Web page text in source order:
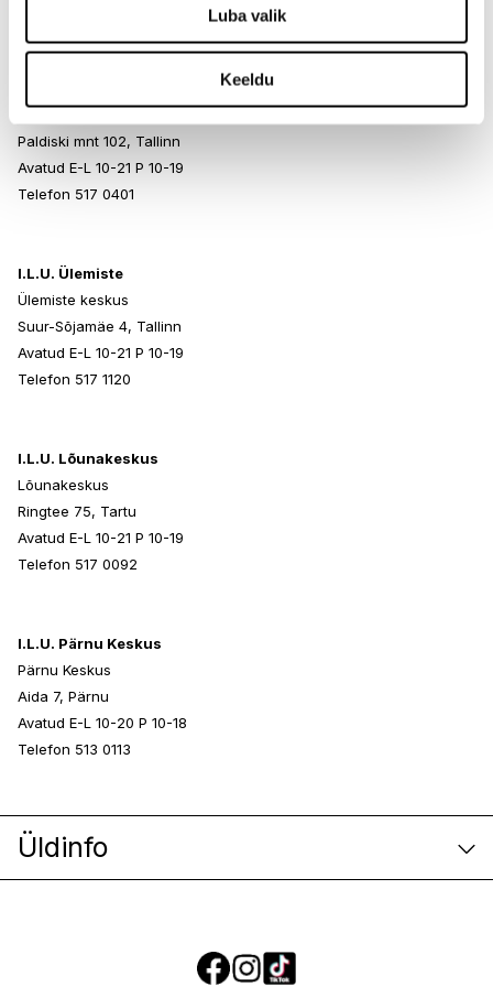
Luba valik
Keeldu
Paldiski mnt 102, Tallinn
Avatud E-L 10-21 P 10-19
Telefon 517 0401
I.L.U. Ülemiste
Ülemiste keskus
Suur-Sõjamäe 4, Tallinn
Avatud E-L 10-21 P 10-19
Telefon 517 1120
I.L.U. Lõunakeskus
Lõunakeskus
Ringtee 75, Tartu
Avatud E-L 10-21 P 10-19
Telefon 517 0092
I.L.U. Pärnu Keskus
Pärnu Keskus
Aida 7, Pärnu
Avatud E-L 10-20 P 10-18
Telefon 513 0113
Üldinfo